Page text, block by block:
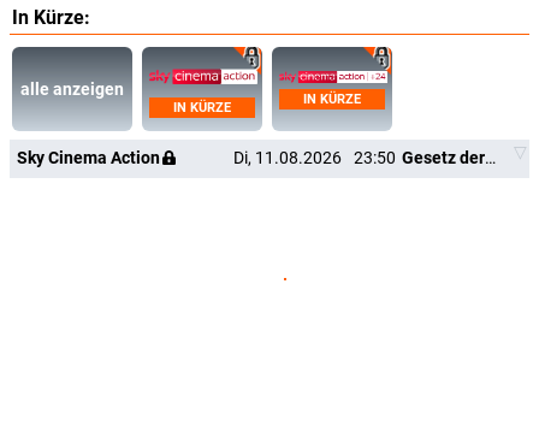
In Kürze:
alle anzeigen
IN KÜRZE
IN KÜRZE
Sky Cinema Action Di, 11.08.2026 23:50 Gesetz der Rache